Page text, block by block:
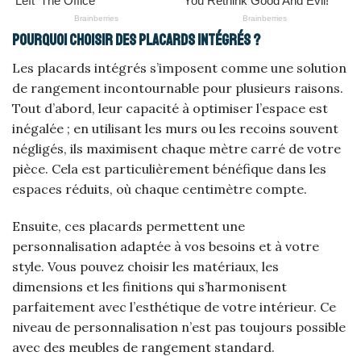
Pourquoi choisir des placards intégrés ?
Les placards intégrés s’imposent comme une solution
de rangement incontournable pour plusieurs raisons.
Tout d’abord, leur capacité à optimiser l’espace est
inégalée ; en utilisant les murs ou les recoins souvent
négligés, ils maximisent chaque mètre carré de votre
pièce. Cela est particulièrement bénéfique dans les
espaces réduits, où chaque centimètre compte.
Ensuite, ces placards permettent une
personnalisation adaptée à vos besoins et à votre
style. Vous pouvez choisir les matériaux, les
dimensions et les finitions qui s’harmonisent
parfaitement avec l’esthétique de votre intérieur. Ce
niveau de personnalisation n’est pas toujours possible
avec des meubles de rangement standard.